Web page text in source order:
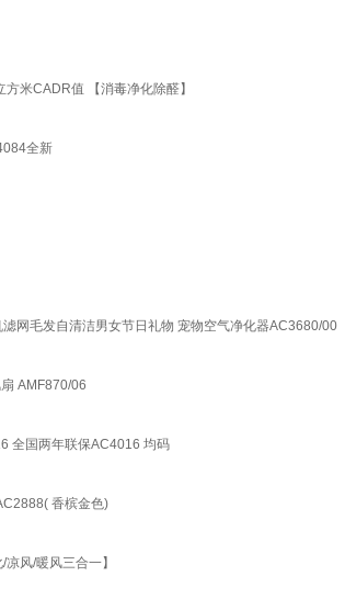
米CADR值 【消毒净化除醛】
全新
网毛发自清洁男女节日礼物 宠物空气净化器AC3680/00
AMF870/06
全国两年联保AC4016 均码
香槟金色)
风/暖风三合一】